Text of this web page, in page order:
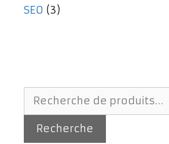
SEO (3)
Recherche
pour :
Recherche